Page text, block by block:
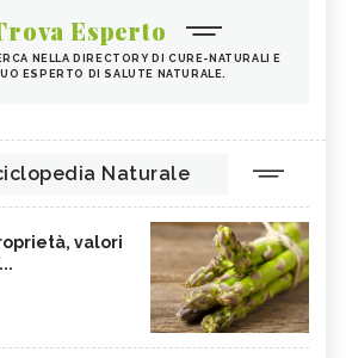
Esperto
NELLA DIRECTORY DI CURE-NATURALI E
ESPERTO DI SALUTE NATURALE.
Naturale
valori